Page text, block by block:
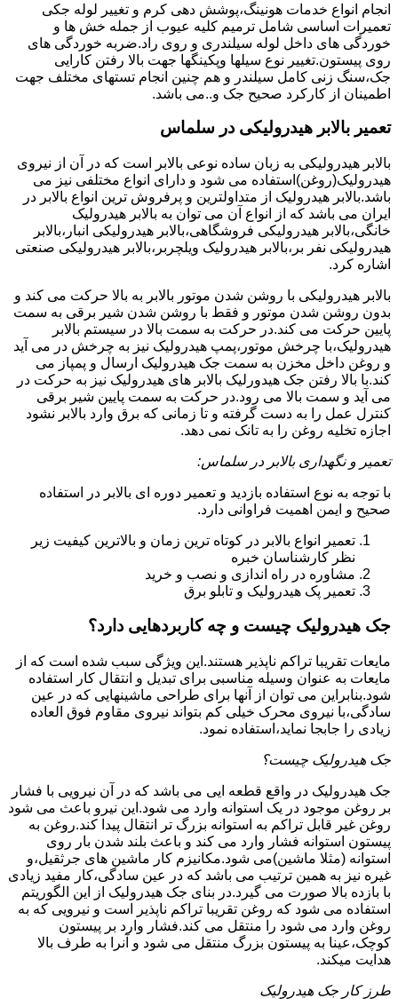
انجام انواع خدمات هونینگ،پوشش دهی کرم و تغییر لوله جکی
تعمیرات اساسی شامل ترمیم کلیه عیوب از جمله خش ها و
خوردگی های داخل لوله سیلندری و روی راد.ضربه خوردگی های
روی پیستون.تغییر نوع سیلها وپکینگها جهت بالا رفتن کارایی
جک،سنگ زنی کامل سیلندر و هم چنین انجام تستهای مختلف جهت
اطمینان از کارکرد صحیح جک و..می باشد.
تعمیر بالابر هیدرولیکی در سلماس
بالابر هیدرولیکی به زبان ساده نوعی بالابر است که در آن از نیروی
هیدرولیک(روغن)استفاده می شود و دارای انواع مختلفی نیز می
باشد.بالابر هیدرولیک از متداولترین و پرفروش ترین انواع بالابر در
ایران می باشد که از انواع آن می توان به بالابر هیدرولیک
خانگی،بالابر هیدرولیکی فروشگاهی،بالابر هیدرولیکی انبار،بالابر
هیدرولیکی نفر بر،بالابر هیدرولیک ویلچربر،بالابر هیدرولیکی صنعتی
اشاره کرد.
بالابر هیدرولیکی با روشن شدن موتور بالابر به بالا حرکت می کند و
بدون روشن شدن موتور و فقط با روشن شدن شیر برقی به سمت
پایین حرکت می کند.در حرکت به سمت بالا در سیستم بالابر
هیدرولیک،با چرخش موتور،پمپ هیدرولیک نیز به چرخش در می آید
و روغن داخل مخزن به سمت جک هیدرولیک ارسال و پمپاز می
کند.با بالا رفتن جک هیدورلیک بالابر های هیدرولیک نیز به حرکت در
می آید و سمت بالا می رود.در حرکت به سمت پایین شیر برقی
کنترل عمل را به دست گرفته و تا زمانی که برق وارد بالابر نشود
اجازه تخلیه روغن را به تانک نمی دهد.
تعمیر و نگهداری بالابر در سلماس:
با توجه به نوع استفاده بازدید و تعمیر دوره ای بالابر در استفاده
صحیح و ایمن اهمیت فراوانی دارد.
تعمیر انواع بالابر در کوتاه ترین زمان و بالاترین کیفیت زیر
نظر کارشناسان خبره
مشاوره در راه اندازی و نصب و خرید
تعمیر پک هیدرولیک و تابلو برق
جک هیدرولیک چیست و چه کاربردهایی دارد؟
مایعات تقریبا تراکم ناپذیر هستند.این ویژگی سبب شده است که از
مایعات به عنوان وسیله مناسبی برای تبدیل و انتقال کار استفاده
شود.بنابراین می توان از آنها برای طراحی ماشینهایی که در عین
سادگی،با نیروی محرک خیلی کم بتواند نیروی مقاوم فوق العاده
زیادی را جابجا نماید،استفاده نمود.
جک هیدرولیک چیست؟
جک هیدرولیک در واقع قطعه ایی می باشد که در آن نیرویی با فشار
بر روغن موجود در یک استوانه وارد می شود.این نیرو باعث می شود
روغن غیر قابل تراکم به استوانه بزرگ تر انتقال پیدا کند.روغن به
پیستون استوانه فشار وارد می کند و باعث بلند شدن بار روی
استوانه (مثلا ماشین)می شود.مکانیزم کار ماشین های جرثقیل،و
غیره نیز به همین ترتیب می باشد که در عین سادگی،کار مفید زیادی
با بازده بالا صورت می گیرد.در بنای جک هیدرولیک از این الگوریتم
استفاده می شود که روغن تقریبا تراکم ناپذیر است و نیرویی که به
روغن وارد می شود را منتقل می کند.فشار وارد بر پیستون
کوچک،عینا به پیستون بزرگ منتقل می شود و آنرا به طرف بالا
هدایت میکند.
طرز کار جک هیدرولیک